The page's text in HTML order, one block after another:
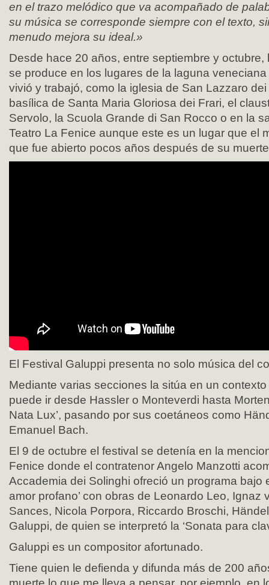
en el trazo melódico que va acompañado de
su música se corresponde siempre con el texto,
menudo mejora su ideal.»
Desde hace 20 años, entre septiembre y octubre,
se produce en los lugares de la laguna
vivió y trabajó, como la iglesia de San Lazzaro
basílica de Santa Maria Gloriosa dei Frari, el
Servolo, la Scuola Grande di San Rocco o en la
Teatro La Fenice aunque este es un lugar que el
que fue abierto pocos años después de su
El Festival Galuppi presenta no solo música del
Mediante varias secciones la sitúa en un
puede ir desde Hassler o Monteverdi hasta
Nata Lux’, pasando por sus coetáneos como
Emanuel Bach.
El 9 de octubre el festival se detenía en la
Fenice donde el contratenor Angelo Manzotti
Accademia dei Solinghi ofreció un programa bajo
amor profano’ con obras de Leonardo Leo, Ignaz
Sances, Nicola Porpora, Riccardo Broschi,
Galuppi, de quien se interpretó la ‘Sonata para
Galuppi es un compositor afortunado.
Tiene quien le defienda y difunda más de 200